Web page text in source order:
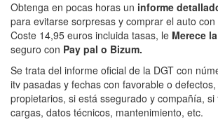
Obtenga en pocas horas un informe
para evitarse sorpresas y comprar el auto
Coste 14,95 euros incluida tasas, le Merece
seguro con Pay pal o Bizum.
Se trata del informe oficial de la DGT con
itv pasadas y fechas con favorable o
propietarios, si está ssegurado y compañía,
cargas, datos técnicos, mantenimiento, etc.